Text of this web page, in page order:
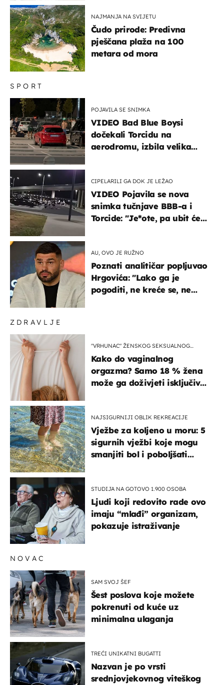
ZDRAVLJE
"VRHUNAC" ŽENSKOG SEKSUALNOG
Kako do vaginalnog
orgazma? Samo 18 % žena
može ga doživjeti isključivo
NAJSIGURNIJI OBLIK REKREACIJE
Vježbe za koljeno u moru: 5
sigurnih vježbi koje mogu
smanjiti bol i poboljšati
STUDIJA NA GOTOVO 1.900 OSOBA
Ljudi koji redovito rade ovo
imaju “mlađi” organizam,
pokazuje istraživanje
SPORT
POJAVILA SE SNIMKA
VIDEO Bad Blue Boysi
dočekali Torcidu na
aerodromu, izbila velika
CIPELARILI GA DOK JE LEŽAO
VIDEO Pojavila se nova
snimka tučnjave BBB-a i
Torcide: "Je*ote, pa ubit će
AU, OVO JE RUŽNO
Poznati analitičar popljuvao
Hrgovića: "Lako ga je
pogoditi, ne kreće se, ne
NAJMANJA NA SVIJETU
Čudo prirode: Predivna
pješčana plaža na 100
metara od mora
NOVAC
SAM SVOJ ŠEF
Šest poslova koje možete
pokrenuti od kuće uz
minimalna ulaganja
TREĆI UNIKATNI BUGATTI
Nazvan je po vrsti
srednjovjekovnog viteškog